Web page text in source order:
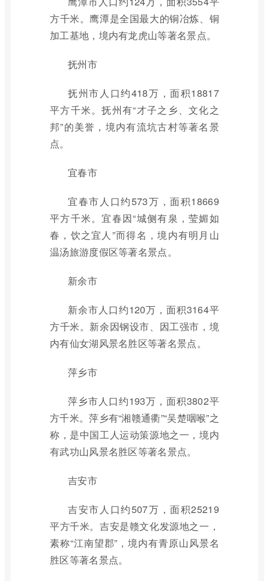
方千米。鹰潭是全国最大的铜冶炼、铜
加工基地，境内有龙虎山等著名景点。
抚州市
抚州市人口约418万，面积18817
平方千米。抚州有“才子之乡、文化之
邦”的美誉，境内有流坑古村等著名景
点。
宜春市
宜春市人口约573万，面积18669
平方千米。宜春因“城侧有泉，莹媚如
春，饮之宜人”而得名，境内有明月山
温汤旅游度假区等著名景点。
新余市
新余市人口约120万，面积3164平
方千米。新余因钢设市、因工强市，境
内有仙女湖风景名胜区等著名景点。
萍乡市
萍乡市人口约193万，面积3802平
方千米。萍乡有“湘赣通衢”“吴楚咽喉”之
称，是中国工人运动策源地之一，境内
有武功山风景名胜区等著名景点。
吉安市
吉安市人口约507万，面积25219
平方千米。吉安是赣文化发源地之一，
素称“江南望郡”，境内有青原山风景名
胜区等著名景点。